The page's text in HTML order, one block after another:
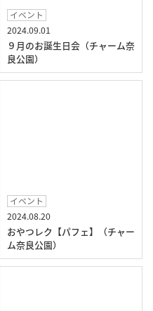
イベント
2024.09.01
９月のお誕生日会（チャーム奈
良公園）
イベント
2024.08.20
おやつレク【パフェ】（チャー
ム奈良公園）